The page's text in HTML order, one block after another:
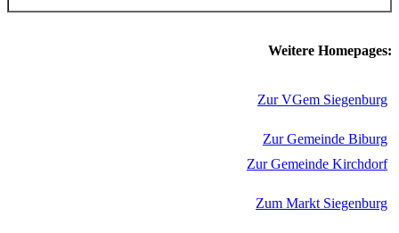
Weitere Homepages:
Zur VGem Siegenburg
Zur Gemeinde Biburg
Zur Gemeinde Kirchdorf
Zum Markt Siegenburg